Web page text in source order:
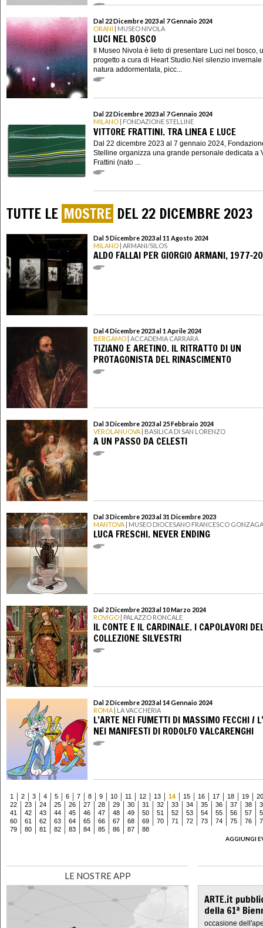
Dal 22 Dicembre 2023 al 7 Gennaio 2024
ORANI | MUSEO NIVOLA
LUCI NEL BOSCO
Il Museo Nivola è lieto di presentare Luci nel bosco,
progetto a cura di Heart Studio.Nel silenzio
natura addormentata, picc...
Dal 22 Dicembre 2023 al 7 Gennaio 2024
MILANO | FONDAZIONE STELLINE
VITTORE FRATTINI. TRA LINEA E LUCE
Dal 22 dicembre 2023 al 7 gennaio 2024,
Stelline organizza una grande personale dedicata a
Frattini (nato ...
TUTTE LE MOSTRE DEL 22 DICEMBRE 2023
Dal 5 Dicembre 2023 al 11 Agosto 2024
MILANO | ARMANI/SILOS
ALDO FALLAI PER GIORGIO ARMANI, 1977-
Dal 4 Dicembre 2023 al 1 Aprile 2024
BERGAMO | ACCADEMIA CARRARA
TIZIANO E ARETINO. IL RITRATTO DI UN
PROTAGONISTA DEL RINASCIMENTO
Dal 3 Dicembre 2023 al 25 Febbraio 2024
VEROLANUOVA | BASILICA DI SAN LORENZO
A UN PASSO DA CELESTI
Dal 3 Dicembre 2023 al 31 Dicembre 2023
MANTOVA | MUSEO DIOCESANO FRANCESCO GONZAGA
LUCA FRESCHI. NEVER ENDING
Dal 2 Dicembre 2023 al 10 Marzo 2024
ROVIGO | PALAZZO RONCALE
IL CONTE E IL CARDINALE. I CAPOLAVORI
COLLEZIONE SILVESTRI
Dal 2 Dicembre 2023 al 14 Gennaio 2024
ROMA | LA VACCHERIA
L’ARTE NEI FUMETTI DI MASSIMO FECCHI /
NEI MANIFESTI DI RODOLFO VALCARENGHI
1 2 3 4 5 6 7 8 9 10 11 12 13 14 15 16 17 18 19
20
22
23 24 25 26 27 28 29 30 31 32 33 34 35 36 37 38
41
42 43 44 45 46 47 48 49 50 51 52 53 54 55 56 57
60
61 62 63 64 65 66 67 68 69 70 71 72 73 74 75 76
79
80 81 82 83 84 85 86 87
88
AGGIUNGI
LE NOSTRE APP
ARTE.it
della 61ª
occasione